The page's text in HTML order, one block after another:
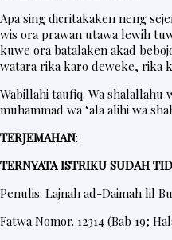
Apa sing dicritakaken neng
wis ora prawan utawa lewih
kuwe ora batalaken akad
watara rika karo deweke, rika
Wabillahi taufiq. Wa shalallahu
muhammad wa ‘ala alihi wa
TERJEMAHAN:
TERNYATA ISTRIKU SUDAH
Penulis: Lajnah ad-Daimah lil
Fatwa Nomor. 12314 (Bab 19;